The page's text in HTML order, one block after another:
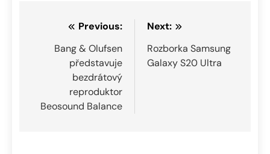
Navigace
pro
příspěvek
Previous:
Bang & Olufsen
představuje
bezdrátový
reproduktor
Beosound Balance
Next:
Rozborka Samsung
Galaxy S20 Ultra